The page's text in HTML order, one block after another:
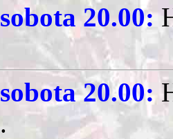
20.00:
20.00: